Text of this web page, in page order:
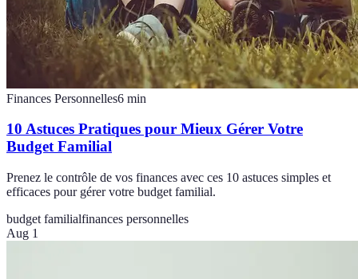
Finances Personnelles6 min
10 Astuces Pratiques pour Mieux Gérer Votre
Budget Familial
Prenez le contrôle de vos finances avec ces 10 astuces simples et
efficaces pour gérer votre budget familial.
budget familialfinances personnelles
Aug 1